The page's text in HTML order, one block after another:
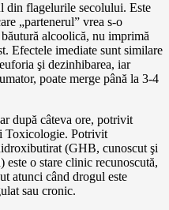
din flagelurile secolului. Este
„partenerul” vrea s-o
alcoolică, nu imprimă
Efectele imediate sunt similare
şi dezinhibarea, iar
poate merge până la 3-4
după câteva ore, potrivit
Toxicologie. Potrivit
(GHB, cunoscut şi
o stare clinic recunoscută,
atunci când drogul este
sau cronic.